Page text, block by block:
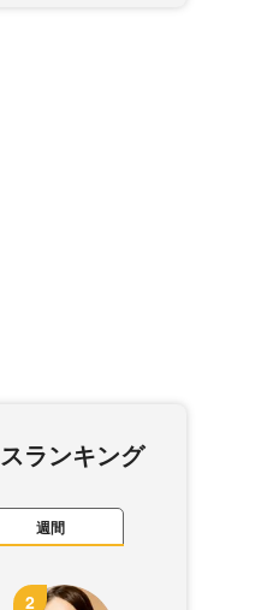
ランキング
週間